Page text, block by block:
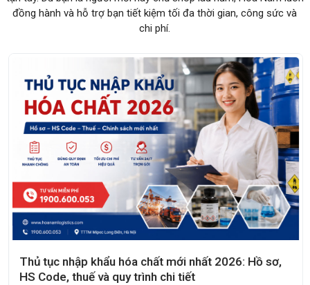
đồng hành và hỗ trợ bạn tiết kiệm tối đa thời gian, công sức và
chi phí.
Thủ tục nhập khẩu hóa chất mới nhất 2026: Hồ sơ,
HS Code, thuế và quy trình chi tiết